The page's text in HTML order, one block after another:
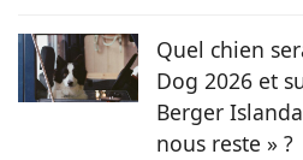
Quel chien
Dog 2026 et
Berger
nous reste » ?